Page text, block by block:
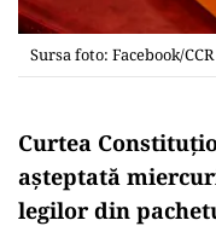
Sursa foto: Facebook/CCR
Curtea
aşteptată
legilor din